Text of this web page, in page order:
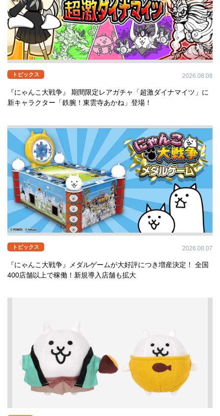
トピックス 2026.08.08
『にゃんこ大戦争』 期間限定レアガチャ「超激ダイナマイツ」に
新キャラクター「鉄腕！東雲寺あかね」登場！
トピックス 2026.08.07
『にゃんこ大戦争』メダルゲームが大好評につき増産決定！ 全国
400店舗以上で稼働！新規導入店舗も拡大